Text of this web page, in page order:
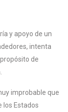
y apoyo de un
intenta
de
improbable que
los Estados